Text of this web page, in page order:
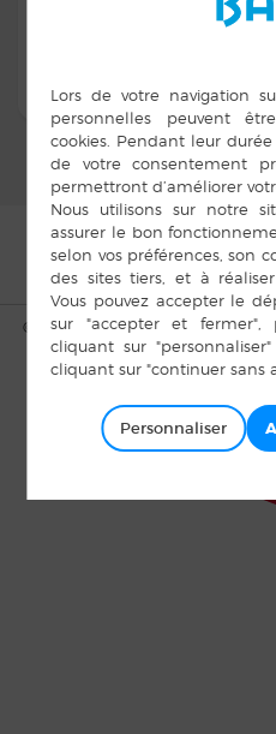
© Copyright Bais 2015 |
Accès
Personnaliser